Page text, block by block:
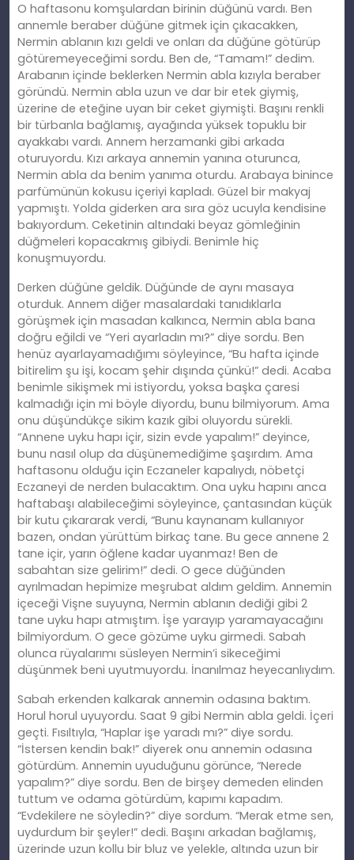
O haftasonu komşulardan birinin düğünü vardı. Ben
annemle beraber düğüne gitmek için çıkacakken,
Nermin ablanın kızı geldi ve onları da düğüne götürüp
götüremeyeceğimi sordu. Ben de, “Tamam!” dedim.
Arabanın içinde beklerken Nermin abla kızıyla beraber
göründü. Nermin abla uzun ve dar bir etek giymiş,
üzerine de eteğine uyan bir ceket giymişti. Başını renkli
bir türbanla bağlamış, ayağında yüksek topuklu bir
ayakkabı vardı. Annem herzamanki gibi arkada
oturuyordu. Kızı arkaya annemin yanına oturunca,
Nermin abla da benim yanıma oturdu. Arabaya binince
parfümünün kokusu içeriyi kapladı. Güzel bir makyaj
yapmıştı. Yolda giderken ara sıra göz ucuyla kendisine
bakıyordum. Ceketinin altındaki beyaz gömleğinin
düğmeleri kopacakmış gibiydi. Benimle hiç
konuşmuyordu.
Derken düğüne geldik. Düğünde de aynı masaya
oturduk. Annem diğer masalardaki tanıdıklarla
görüşmek için masadan kalkınca, Nermin abla bana
doğru eğildi ve “Yeri ayarladın mı?” diye sordu. Ben
henüz ayarlayamadığımı söyleyince, “Bu hafta içinde
bitirelim şu işi, kocam şehir dışında çünkü!” dedi. Acaba
benimle sikişmek mi istiyordu, yoksa başka çaresi
kalmadığı için mi böyle diyordu, bunu bilmiyorum. Ama
onu düşündükçe sikim kazık gibi oluyordu sürekli.
“Annene uyku hapı içir, sizin evde yapalım!” deyince,
bunu nasıl olup da düşünemediğime şaşırdım. Ama
haftasonu olduğu için Eczaneler kapalıydı, nöbetçi
Eczaneyi de nerden bulacaktım. Ona uyku hapını anca
haftabaşı alabileceğimi söyleyince, çantasından küçük
bir kutu çıkararak verdi, “Bunu kaynanam kullanıyor
bazen, ondan yürüttüm birkaç tane. Bu gece annene 2
tane içir, yarın öğlene kadar uyanmaz! Ben de
sabahtan size gelirim!” dedi. O gece düğünden
ayrılmadan hepimize meşrubat aldım geldim. Annemin
içeceği Vişne suyuyna, Nermin ablanın dediği gibi 2
tane uyku hapı atmıştım. İşe yarayıp yaramayacağını
bilmiyordum. O gece gözüme uyku girmedi. Sabah
olunca rüyalarımı süsleyen Nermin’i sikeceğimi
düşünmek beni uyutmuyordu. İnanılmaz heyecanlıydım.
Sabah erkenden kalkarak annemin odasına baktım.
Horul horul uyuyordu. Saat 9 gibi Nermin abla geldi. İçeri
geçti. Fısıltıyla, “Haplar işe yaradı mı?” diye sordu.
“İstersen kendin bak!” diyerek onu annemin odasına
götürdüm. Annemin uyuduğunu görünce, “Nerede
yapalım?” diye sordu. Ben de birşey demeden elinden
tuttum ve odama götürdüm, kapımı kapadım.
“Evdekilere ne söyledin?” diye sordum. “Merak etme sen,
uydurdum bir şeyler!” dedi. Başını arkadan bağlamış,
üzerinde uzun kollu bir bluz ve yelekle, altında uzun bir